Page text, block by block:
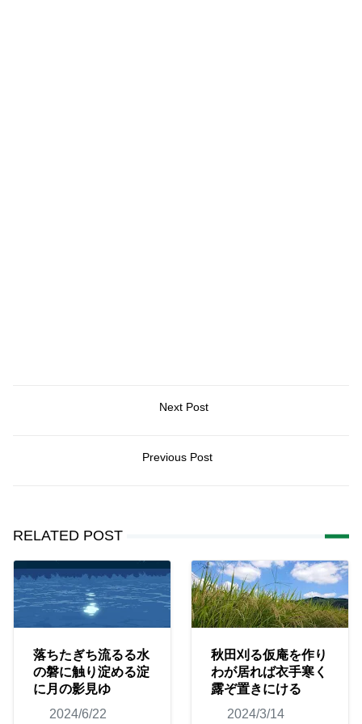
Next Post
Previous Post
RELATED POST
落ちたぎち流るる水
の磐に触り淀める淀
に月の影見ゆ
2024/6/22
秋田刈る仮庵を作り
わが居れば衣手寒く
露ぞ置きにける
2024/3/14